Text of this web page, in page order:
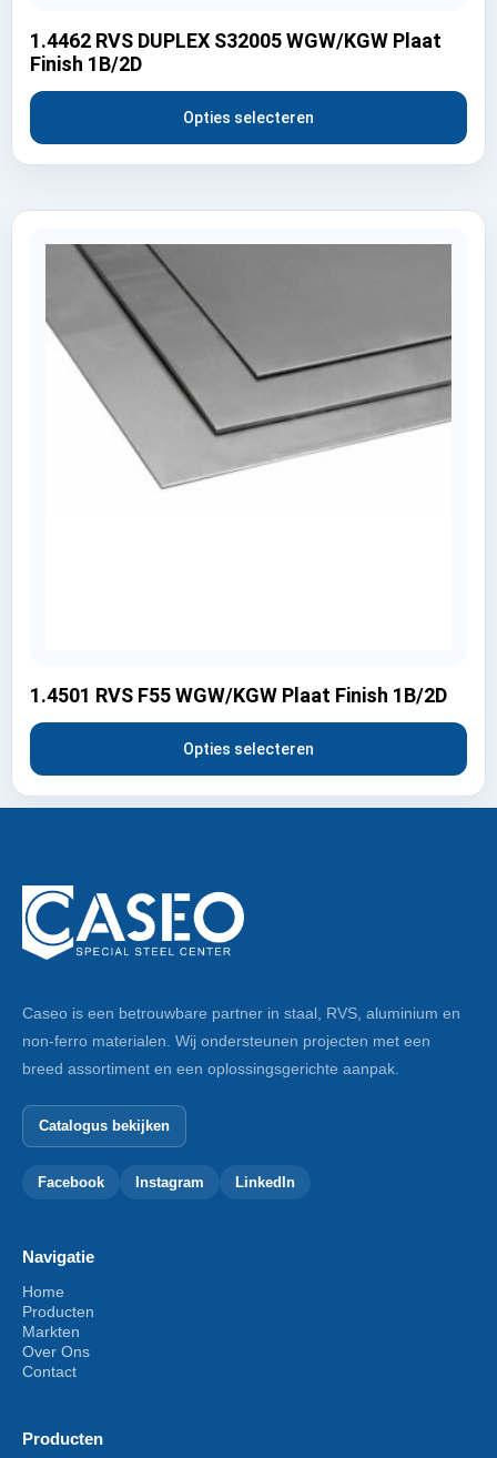
1.4462 RVS DUPLEX S32005 WGW/KGW Plaat
Finish 1B/2D
Opties selecteren
1.4501 RVS F55 WGW/KGW Plaat Finish 1B/2D
Opties selecteren
Caseo is een betrouwbare partner in staal, RVS, aluminium en
non-ferro materialen. Wij ondersteunen projecten met een
breed assortiment en een oplossingsgerichte aanpak.
Catalogus bekijken
Facebook Instagram LinkedIn
Navigatie
Home
Producten
Markten
Over Ons
Contact
Producten